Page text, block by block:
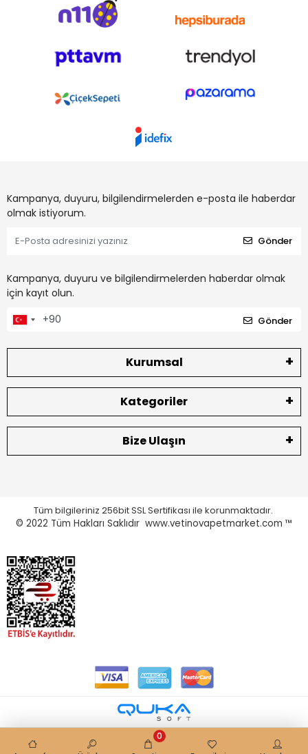
Kampanya, duyuru, bilgilendirmelerden e-posta ile haberdar
olmak istiyorum.
Gönder
Kampanya, duyuru ve bilgilendirmelerden haberdar olmak
için kayıt olun.
Gönder
Kurumsal
Kategoriler
Bize Ulaşın
Tüm bilgileriniz 256bit SSL Sertifikası ile korunmaktadır.
© 2022 Tüm Hakları Saklıdır www.vetinovapetmarket.com ™
0